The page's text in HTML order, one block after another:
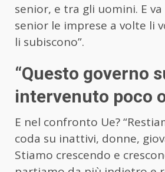
senior, e tra gli uomini. E
senior le imprese a volte li
li subiscono”.
“Questo governo
intervenuto poco
E nel confronto Ue?
coda su inattivi, donne,
Stiamo crescendo e